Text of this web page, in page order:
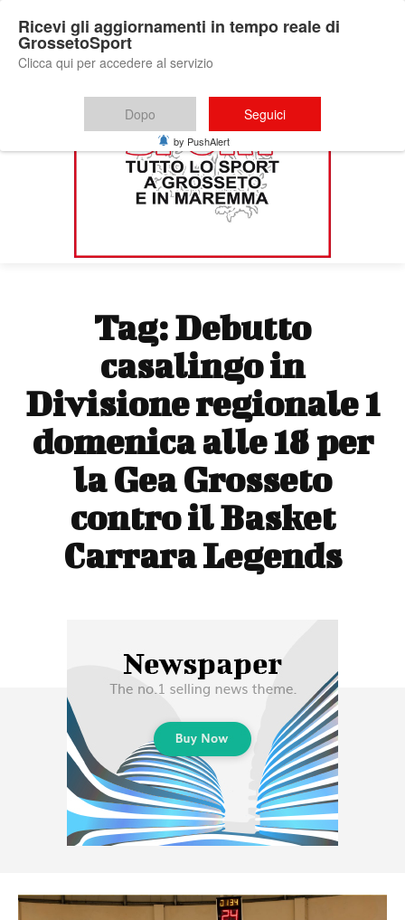
Tag:Debutto
casalingo in
Divisione regionale 1
domenica alle 18 per
la Gea Grosseto
contro il Basket
Carrara Legends
Ricevi gli aggiornamenti in tempo reale di
GrossetoSport
Clicca qui per accedere al servizio
Dopo Seguici
by PushAlert